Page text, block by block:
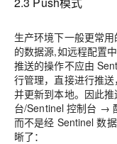
生产环境下一般更常
的数据源,如远程配置
推送的操作不应由
行管理，直接进行推
并更新到本地。因此
台/Sentinel 控制台 →
而不是经 Sentinel 数
晰了：